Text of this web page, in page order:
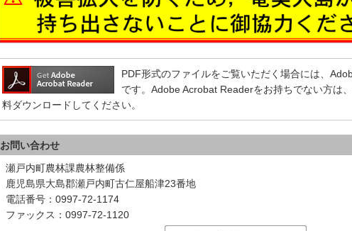
PDF形式のファイルをご覧いただく場合には、
です。Adobe Acrobat Readerをお持ちでない方は
料ダウンロードしてください。
お問い合わせ
瀬戸内町農林課農林整備係
鹿児島県大島郡瀬戸内町古仁屋船津23番地
電話番号：0997-72-1174
ファックス：0997-72-1120